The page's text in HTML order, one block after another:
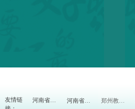
友情链
郑州教育信息网
河南省教育厅 河南省教研室